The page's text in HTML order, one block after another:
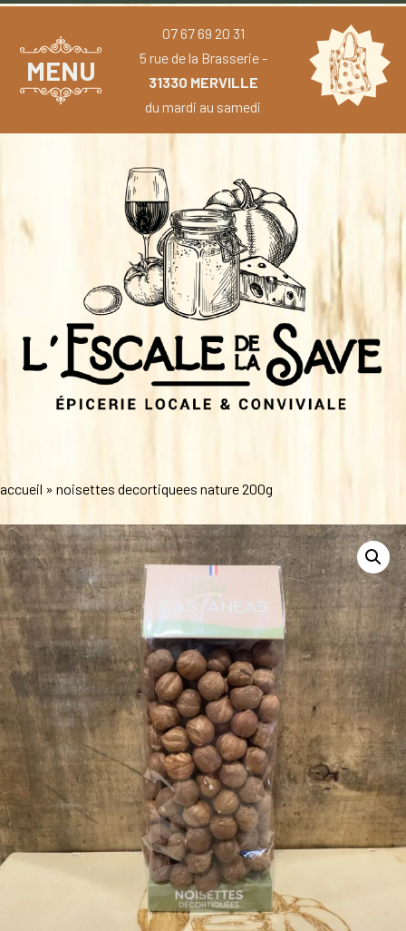
MENU
07 67 69 20 31
5 rue de la Brasserie -
31330 MERVILLE
du mardi au samedi
accueil » noisettes decortiquees nature 200g